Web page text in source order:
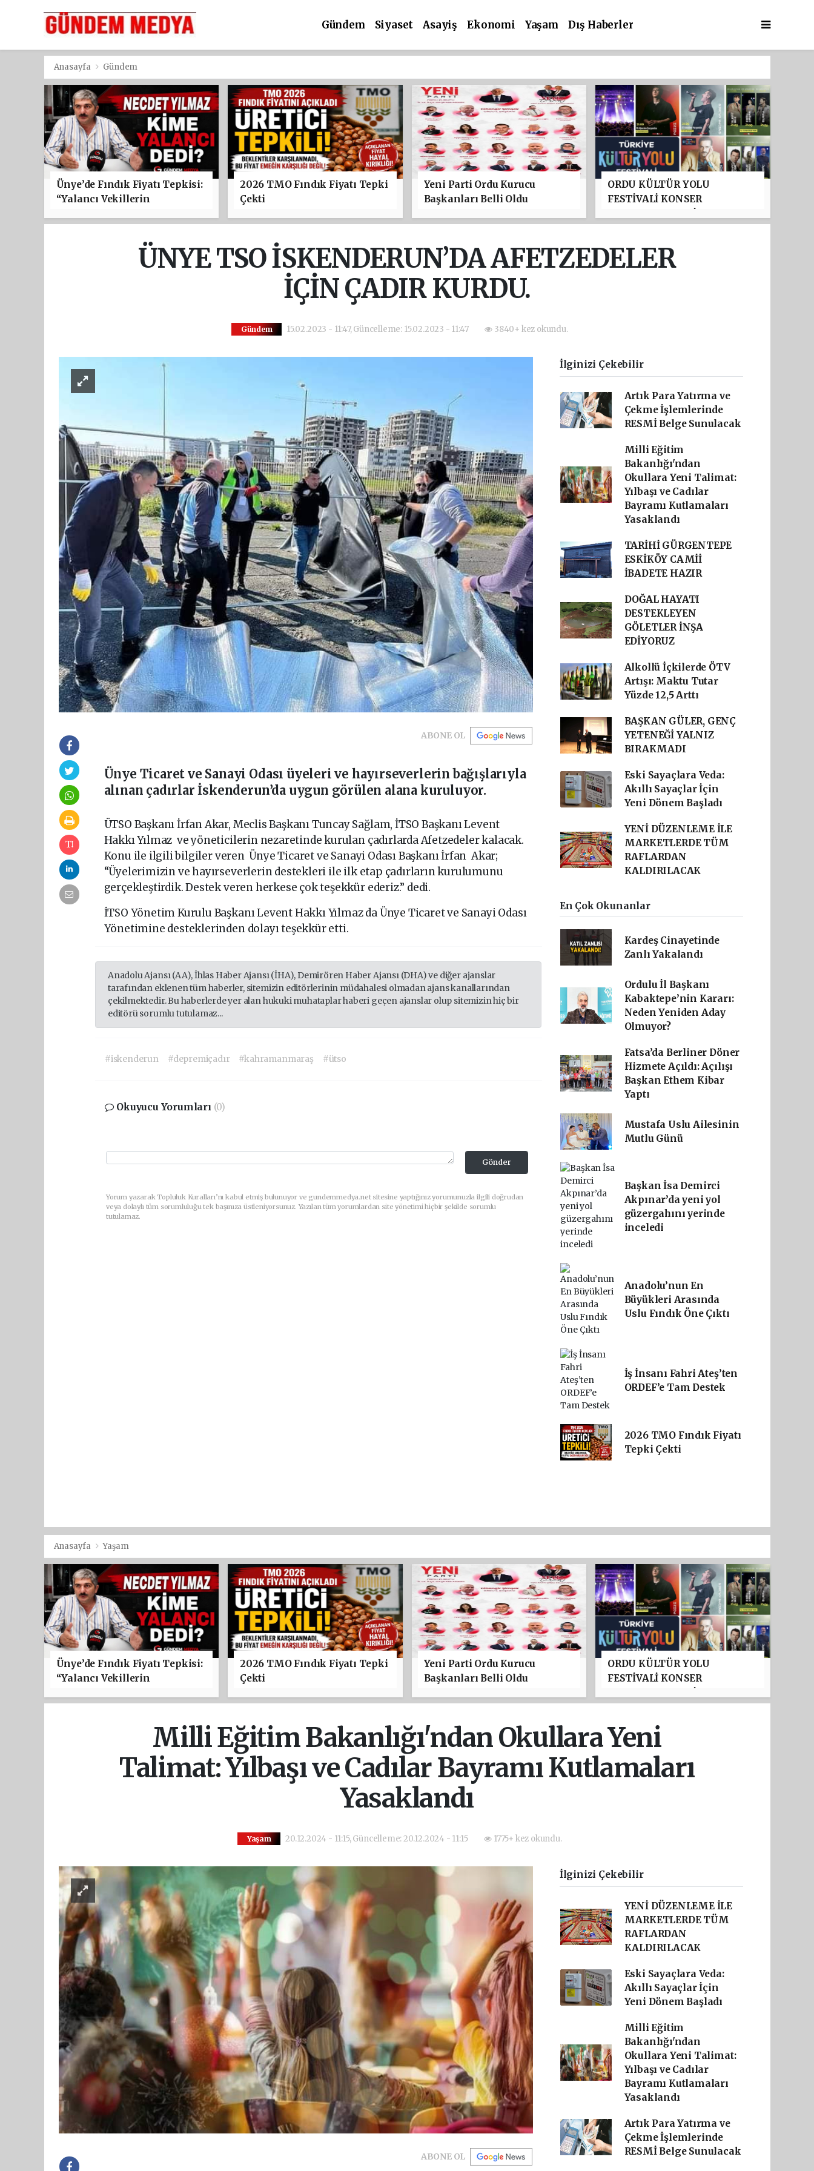
Gündem Siyaset Asayiş Ekonomi Yaşam Dış Haberler
Anasayfa Gündem
Ünye’de Fındık Fiyatı Tepkisi:
“Yalancı Vekillerin
2026 TMO Fındık Fiyatı Tepki
Çekti
Yeni Parti Ordu Kurucu
Başkanları Belli Oldu
ORDU KÜLTÜR YOLU
FESTİVALİ KONSER
TAYFUN GÜRSOY PARKI'NDA
ÜNYE TSO İSKENDERUN’DA AFETZEDELER
İÇİN ÇADIR KURDU.
Gündem 15.02.2023 - 11:47, Güncelleme: 15.02.2023 - 11:47 3840+ kez okundu.
ABONE OL
Ünye Ticaret ve Sanayi Odası üyeleri ve hayırseverlerin bağışlarıyla
alınan çadırlar İskenderun’da uygun görülen alana kuruluyor.
ÜTSO Başkanı İrfan Akar, Meclis Başkanı Tuncay Sağlam, İTSO Başkanı Levent
Hakkı Yılmaz ve yöneticilerin nezaretinde kurulan çadırlarda Afetzedeler kalacak.
Konu ile ilgili bilgiler veren Ünye Ticaret ve Sanayi Odası Başkanı İrfan Akar;
“Üyelerimizin ve hayırseverlerin destekleri ile ilk etap çadırların kurulumunu
gerçekleştirdik. Destek veren herkese çok teşekkür ederiz.” dedi.
İTSO Yönetim Kurulu Başkanı Levent Hakkı Yılmaz da Ünye Ticaret ve Sanayi Odası
Yönetimine desteklerinden dolayı teşekkür etti.
Anadolu Ajansı (AA), İhlas Haber Ajansı (İHA), Demirören Haber Ajansı (DHA) ve diğer ajanslar
tarafından eklenen tüm haberler, sitemizin editörlerinin müdahalesi olmadan ajans kanallarından
çekilmektedir. Bu haberlerde yer alan hukuki muhataplar haberi geçen ajanslar olup sitemizin hiç bir
editörü sorumlu tutulamaz...
#iskenderun #depremiçadır #kahramanmaraş #ütso
Okuyucu Yorumları (0)
Gönder
Yorum yazarak Topluluk Kuralları’nı kabul etmiş bulunuyor ve gundemmedya.net sitesine yaptığınız yorumunuzla ilgili doğrudan
veya dolaylı tüm sorumluluğu tek başınıza üstleniyorsunuz. Yazılan tüm yorumlardan site yönetimi hiçbir şekilde sorumlu
tutulamaz.
İlginizi Çekebilir
Artık Para Yatırma ve
Çekme İşlemlerinde
RESMİ Belge Sunulacak
Milli Eğitim
Bakanlığı'ndan
Okullara Yeni Talimat:
Yılbaşı ve Cadılar
Bayramı Kutlamaları
Yasaklandı
TARİHİ GÜRGENTEPE
ESKİKÖY CAMİİ
İBADETE HAZIR
DOĞAL HAYATI
DESTEKLEYEN
GÖLETLER İNŞA
EDİYORUZ
Alkollü İçkilerde ÖTV
Artışı: Maktu Tutar
Yüzde 12,5 Arttı
BAŞKAN GÜLER, GENÇ
YETENEĞİ YALNIZ
BIRAKMADI
Eski Sayaçlara Veda:
Akıllı Sayaçlar İçin
Yeni Dönem Başladı
YENİ DÜZENLEME İLE
MARKETLERDE TÜM
RAFLARDAN
KALDIRILACAK
En Çok Okunanlar
Kardeş Cinayetinde
Zanlı Yakalandı
Ordulu İl Başkanı
Kabaktepe’nin Kararı:
Neden Yeniden Aday
Olmuyor?
Fatsa’da Berliner Döner
Hizmete Açıldı: Açılışı
Başkan Ethem Kibar
Yaptı
Mustafa Uslu Ailesinin
Mutlu Günü
Başkan İsa Demirci
Akpınar’da yeni yol
güzergahını yerinde
inceledi
Anadolu’nun En
Büyükleri Arasında
Uslu Fındık Öne Çıktı
İş İnsanı Fahri Ateş’ten
ORDEF’e Tam Destek
2026 TMO Fındık Fiyatı
Tepki Çekti
Anasayfa Yaşam
Ünye’de Fındık Fiyatı Tepkisi:
“Yalancı Vekillerin
2026 TMO Fındık Fiyatı Tepki
Çekti
Yeni Parti Ordu Kurucu
Başkanları Belli Oldu
ORDU KÜLTÜR YOLU
FESTİVALİ KONSER
TAYFUN GÜRSOY PARKI'NDA
Milli Eğitim Bakanlığı'ndan Okullara Yeni
Talimat: Yılbaşı ve Cadılar Bayramı Kutlamaları
Yasaklandı
Yaşam 20.12.2024 - 11:15, Güncelleme: 20.12.2024 - 11:15 1775+ kez okundu.
ABONE OL
İlginizi Çekebilir
YENİ DÜZENLEME İLE
MARKETLERDE TÜM
RAFLARDAN
KALDIRILACAK
Eski Sayaçlara Veda:
Akıllı Sayaçlar İçin
Yeni Dönem Başladı
Milli Eğitim
Bakanlığı'ndan
Okullara Yeni Talimat:
Yılbaşı ve Cadılar
Bayramı Kutlamaları
Yasaklandı
Artık Para Yatırma ve
Çekme İşlemlerinde
RESMİ Belge Sunulacak